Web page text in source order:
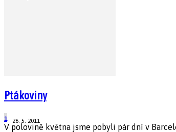
Ptákoviny
26. 5. 2011
1
V polovině května jsme pobyli pár dní v